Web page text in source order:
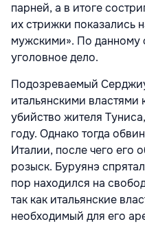
парней, а в итоге
их стрижки показались
мужскими». По данному
уголовное дело.
Подозреваемый
итальянскими
убийство жителя
году. Однако тогда
Италии, после чего его
розыск. Буруянэ
пор находился на
так как итальянские
необходимый для его